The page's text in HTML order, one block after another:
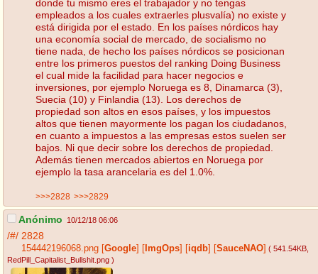
donde tu mismo eres el trabajador y no tengas
empleados a los cuales extraerles plusvalía) no existe y
está dirigida por el estado. En los países nórdicos hay
una economía social de mercado, de socialismo no
tiene nada, de hecho los países nórdicos se posicionan
entre los primeros puestos del ranking Doing Business
el cual mide la facilidad para hacer negocios e
inversiones, por ejemplo Noruega es 8, Dinamarca (3),
Suecia (10) y Finlandia (13). Los derechos de
propiedad son altos en esos países, y los impuestos
altos que tienen mayormente los pagan los ciudadanos,
en cuanto a impuestos a las empresas estos suelen ser
bajos. Ni que decir sobre los derechos de propiedad.
Además tienen mercados abiertos en Noruega por
ejemplo la tasa arancelaria es del 1.0%.
>>>2828 >>>2829
Anónimo 10/12/18 06:06
/#/ 2828
154442196068.png Google ImgOps iqdb SauceNAO ( 541.54KB
RedPill_Capitalist_Bullshit.png )